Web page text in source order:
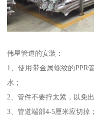
伟星管道的安装：
1、使用带金属螺纹的PPR
水；
2、管件不要拧太紧，以免
3、管道端部4-5厘米应切掉；